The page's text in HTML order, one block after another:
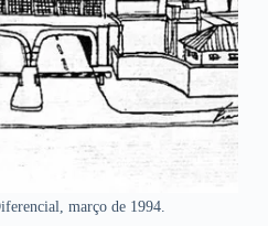
março de 1994.